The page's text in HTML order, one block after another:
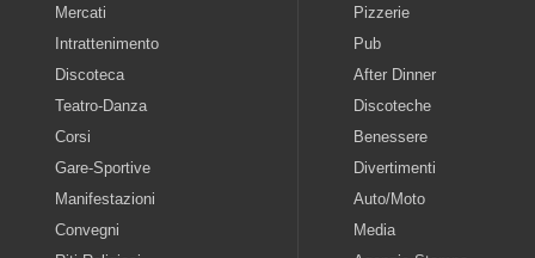
Mercati
Intrattenimento
Discoteca
Teatro-Danza
Corsi
Gare-Sportive
Manifestazioni
Convegni
Pizzerie
Pub
After Dinner
Discoteche
Benessere
Divertimenti
Auto/Moto
Media